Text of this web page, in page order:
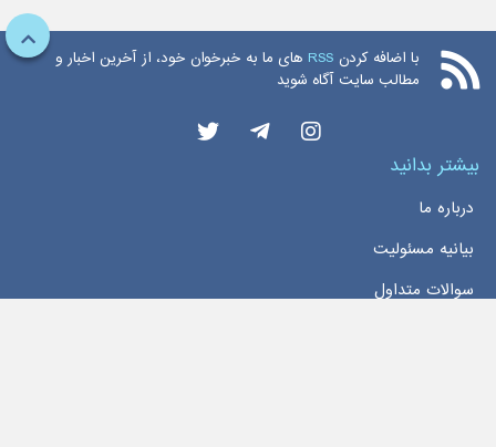
با اضافه کردن RSS های ما به خبرخوان خود، از آخرین اخبار و
مطالب سایت آگاه شوید
بیشتر بدانید
درباره ما
بیانیه مسئولیت
سوالات متداول